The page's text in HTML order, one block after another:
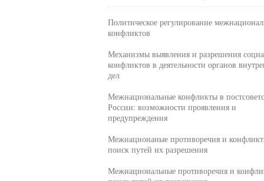
Политическое регулирование
конфликтов
Механизмы выявления и разрешения
конфликтов в деятельности органов
дел
Межнациональные конфликты в
России: возможности проявления и
предупреждения
Межнационаные противоречия и
поиск путей их разрешения
Межнациональные противоречия и